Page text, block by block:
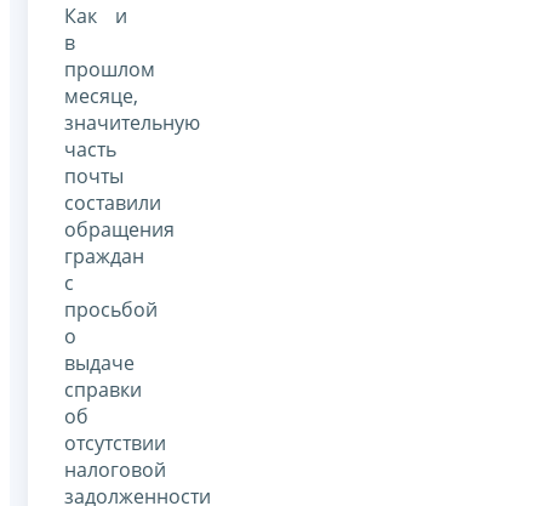
Как и
в
прошлом
месяце,
значительную
часть
почты
составили
обращения
граждан
с
просьбой
о
выдаче
справки
об
отсутствии
налоговой
задолженности